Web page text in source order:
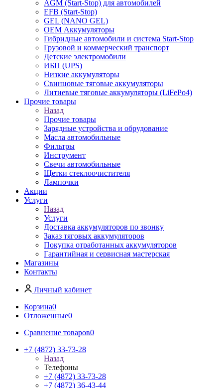
AGM (Start-Stop) для автомобилей
EFB (Start-Stop)
GEL (NANO GEL)
OEM Аккумуляторы
Гибридные автомобили и система Start-Stop
Грузовой и коммерческий транспорт
Детские электромобили
ИБП (UPS)
Низкие аккумуляторы
Свинцовые тяговые аккумуляторы
Литиевые тяговые аккумуляторы (LiFePo4)
Прочие товары
Назад
Прочие товары
Зарядные устройства и обрудование
Масла автомобильные
Фильтры
Инструмент
Свечи автомобильные
Щетки стеклоочистителя
Лампочки
Акции
Услуги
Назад
Услуги
Доставка аккумуляторов по звонку
Заказ тяговых аккумуляторов
Покупка отработанных аккумуляторов
Гарантийная и сервисная мастерская
Магазины
Контакты
Личный кабинет
Корзина0
Отложенные0
Сравнение товаров0
+7 (4872) 33-73-28
Назад
Телефоны
+7 (4872) 33-73-28
+7 (4872) 36-43-44